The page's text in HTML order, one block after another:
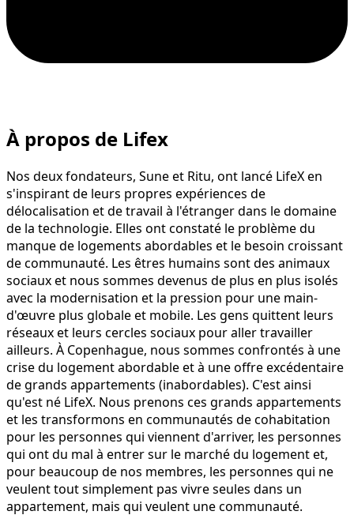
À propos de Lifex
Nos deux fondateurs, Sune et Ritu, ont lancé LifeX en
s'inspirant de leurs propres expériences de
délocalisation et de travail à l'étranger dans le domaine
de la technologie. Elles ont constaté le problème du
manque de logements abordables et le besoin croissant
de communauté. Les êtres humains sont des animaux
sociaux et nous sommes devenus de plus en plus isolés
avec la modernisation et la pression pour une main-
d'œuvre plus globale et mobile. Les gens quittent leurs
réseaux et leurs cercles sociaux pour aller travailler
ailleurs. À Copenhague, nous sommes confrontés à une
crise du logement abordable et à une offre excédentaire
de grands appartements (inabordables). C'est ainsi
qu'est né LifeX. Nous prenons ces grands appartements
et les transformons en communautés de cohabitation
pour les personnes qui viennent d'arriver, les personnes
qui ont du mal à entrer sur le marché du logement et,
pour beaucoup de nos membres, les personnes qui ne
veulent tout simplement pas vivre seules dans un
appartement, mais qui veulent une communauté.